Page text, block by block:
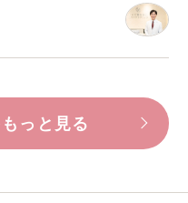
っと見る